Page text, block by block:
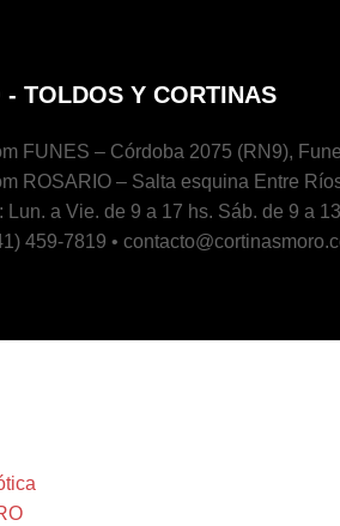
- TOLDOS Y CORTINAS
FUNES – Córdoba 2075 (RN9),
ROSARIO – Salta esquina Entre
Lun. a Vie. de 9 a 17 hs. Sáb. de 9 a
459-7819 •